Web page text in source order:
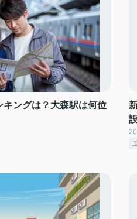
ングは？大森駅は何位